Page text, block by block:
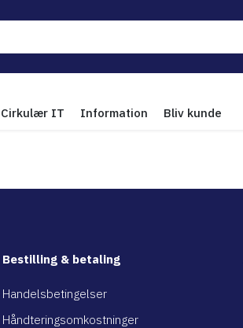
Cirkulær IT Information Bliv kunde
Bestilling & betaling
Handelsbetingelser
Håndteringsomkostninger